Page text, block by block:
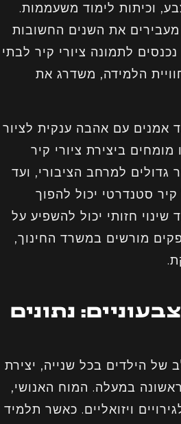
וכיתות לימוד משעממות.
את השנים החשובות
לתמונה ציורי קיר לבתי
הלמידה, משדרג את
אמנים עם אהבה ענקית לציור
ביצירת ציורי קיר
גדולים למרחב הציבורי, ועד
סטנדרטי יכול להפוך
חזותי יכול להשפיע על
מורשים במשרד החינוך,
נתונים
הילדים בכל שנייה, יצירת
במעלה. המוח האנושי,
ויזואליים. כאשר תלמיד